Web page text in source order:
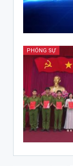
PHÓNG SỰ